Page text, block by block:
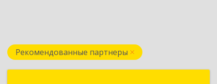
Рекомендованные партнеры